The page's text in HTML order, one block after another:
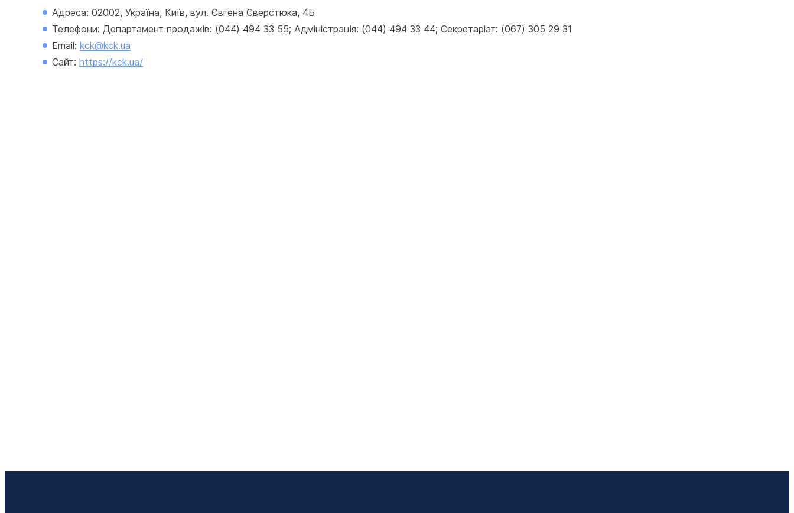
Адреса: 02002, Україна, Київ, вул. Євгена Сверстюка, 4Б
Телефони: Департамент продажів: (044) 494 33 55; Адміністрація: (044) 494 33 44; Секретаріат: (067) 305 29 31
Email: kck@kck.ua
Сайт: https://kck.ua/